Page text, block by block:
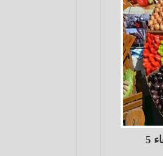
أسعار الخضروات والفاكهة الأربعاء 5